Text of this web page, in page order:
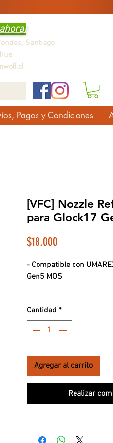
!
Santiago
Pagos y Condiciones
[VFC] Nozzle
para Glock17
$18.000
- Compatible con
Gen5 MOS
GLOCK 17 GEN5 MOS
Cantidad *
Agregar al carrito
Realizar